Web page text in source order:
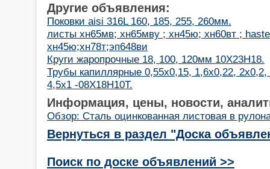
Другие объявления:
Поковки aisi 316L 160, 185, 255, 260мм.
листы хн65мв; хн65мву ; хн45ю; хн60вт ;
хн45ю;хн78т;эп648ви
Круги жаропрочные 18, 100, 120мм 10Х23Н18.
Трубы капиллярные 0,55х0,15, 1,6х0,22,
4,5х1 -08Х18Н10Т.
Информация, цены, новости,
Обзор: Сталь оцинкованная листовая в
Вернуться в раздел "Доска
Поиск по доске объявлений >>